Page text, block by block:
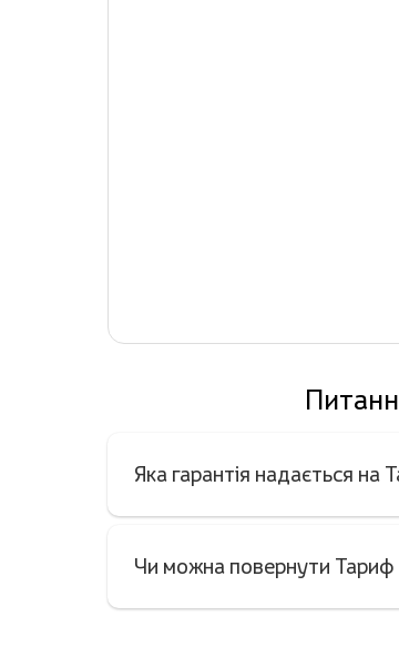
Яка гарантія надається на
Чи можна повернути Тариф